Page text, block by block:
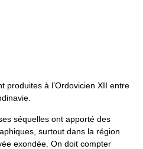
produites à l’Ordovicien XII entre
séquelles ont apporté des
surtout dans la région
exondée. On doit compter